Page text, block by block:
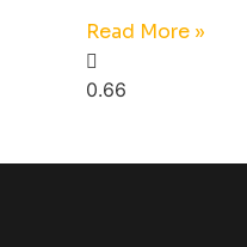
Read More »